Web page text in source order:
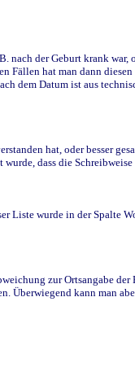
der Geburt krank
Fällen hat man dann
dem Datum ist aus
hat, oder besser
dass die
wurde in der Spalte
zur Ortsangabe
Überwiegend kann man